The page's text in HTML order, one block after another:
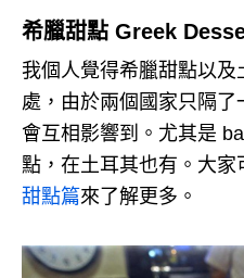
希臘甜點 Greek
我個人覺得希臘甜點以
處，由於兩個國家只隔
會互相影響到。尤其是
點，在土耳其也有。大家
甜點篇來了解更多。